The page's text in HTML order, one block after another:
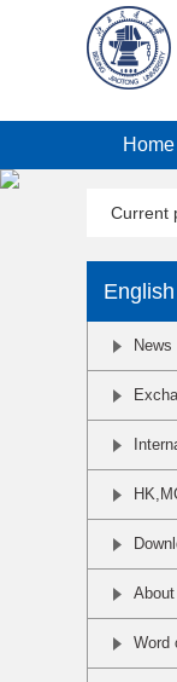
Home
Current
English
News
Word